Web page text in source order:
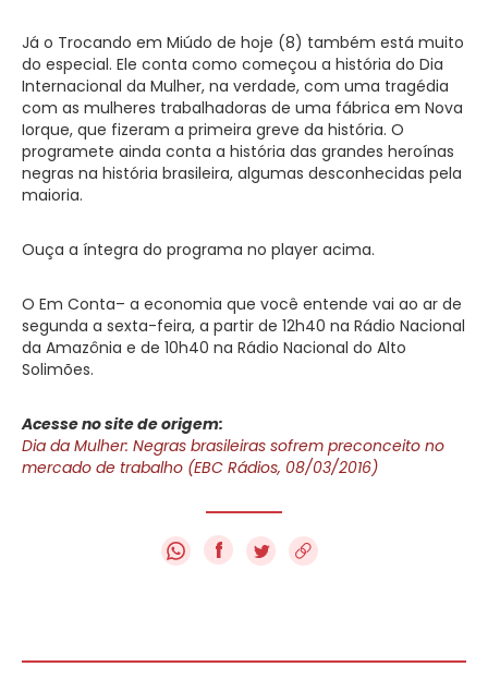
Já o Trocando em Miúdo de hoje (8) também está muito
do especial. Ele conta como começou a história do Dia
Internacional da Mulher, na verdade, com uma tragédia
com as mulheres trabalhadoras de uma fábrica em Nova
Iorque, que fizeram a primeira greve da história. O
programete ainda conta a história das grandes heroínas
negras na história brasileira, algumas desconhecidas pela
maioria.
Ouça a íntegra do programa no player acima.
O Em Conta– a economia que você entende vai ao ar de
segunda a sexta-feira, a partir de 12h40 na Rádio Nacional
da Amazônia e de 10h40 na Rádio Nacional do Alto
Solimões.
Acesse no site de origem:
Dia da Mulher: Negras brasileiras sofrem preconceito no
mercado de trabalho (EBC Rádios, 08/03/2016)
f